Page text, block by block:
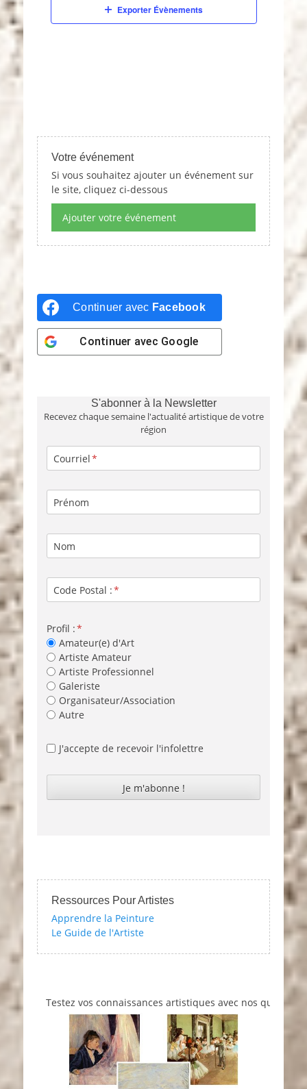
t
n
e
d
a
t
e
Exporter Évènements
Votre événement
Si vous souhaitez ajouter un événement sur
le site, cliquez ci-dessous
Ajouter votre événement
Continuer avec Facebook
Continuer avec Google
S'abonner à la Newsletter
Recevez chaque semaine l'actualité artistique de votre
région
Courriel
Prénom
Nom
Code Postal :
Profil :
Amateur(e) d'Art
Artiste Amateur
Artiste Professionnel
Galeriste
Organisateur/Association
Autre
J'accepte de recevoir l'infolettre
Ressources Pour Artistes
Apprendre la Peinture
Le Guide de l'Artiste
Testez vos connaissances artistiques avec nos quizzes